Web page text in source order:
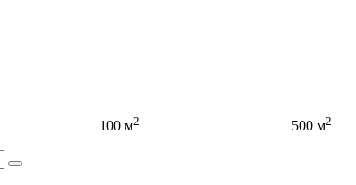
100 м2 500 м2